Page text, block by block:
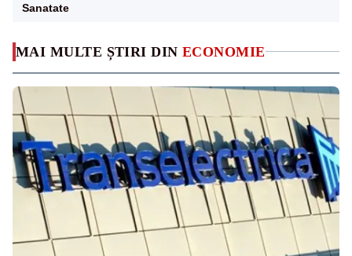
MAI MULTE ȘTIRI DIN ECONOMIE
Sanatate